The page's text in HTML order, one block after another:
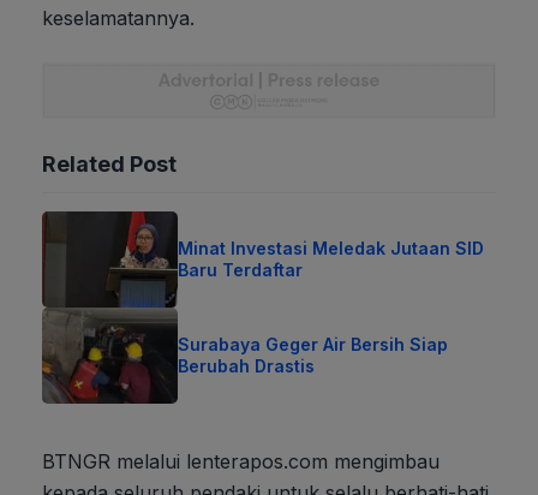
keselamatannya.
Related Post
Minat Investasi Meledak Jutaan SID
Baru Terdaftar
Surabaya Geger Air Bersih Siap
Berubah Drastis
BTNGR melalui lenterapos.com mengimbau